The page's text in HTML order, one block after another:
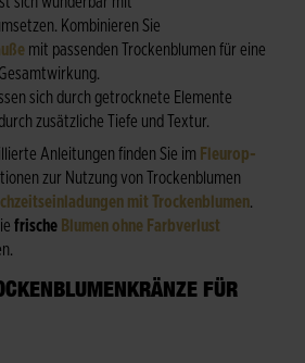
Kombinieren Sie
mit passenden Trockenblumen für eine
sich durch getrocknete Elemente
zusätzliche Tiefe und Textur.
Anleitungen finden Sie im Fleurop-
zur Nutzung von Trockenblumen
mit Trockenblumen.
frische Blumen ohne Farbverlust
FÜR